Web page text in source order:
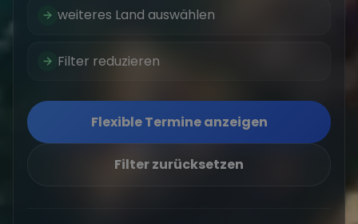
weiteres Land auswählen
Filter reduzieren
Flexible Termine anzeigen
Filter zurücksetzen